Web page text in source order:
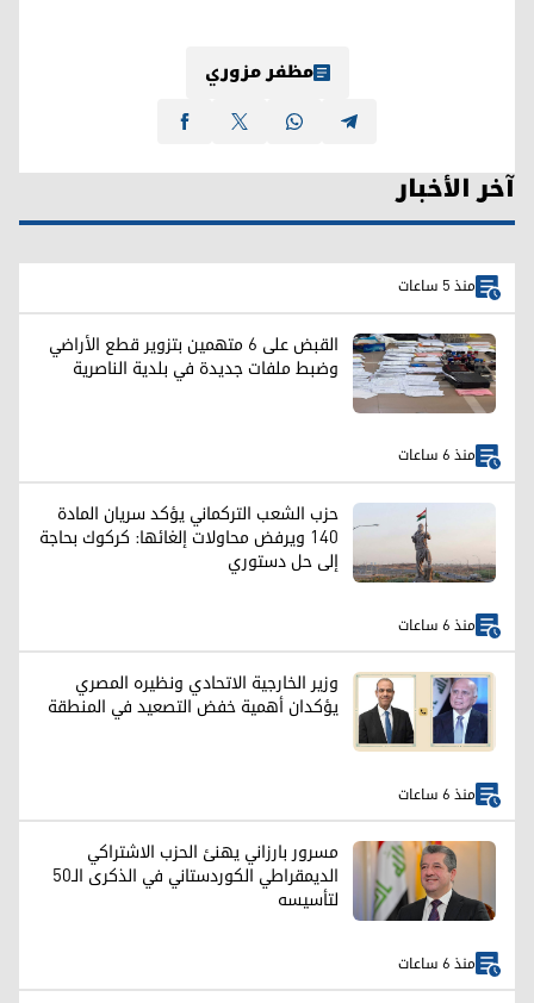
مظفر مزوري
آخر الأخبار
منذ 5 ساعات
القبض على 6 متهمين بتزوير قطع الأراضي
وضبط ملفات جديدة في بلدية الناصرية
منذ 6 ساعات
حزب الشعب التركماني يؤكد سريان المادة
140 ويرفض محاولات إلغائها: كركوك بحاجة
إلى حل دستوري
منذ 6 ساعات
وزير الخارجية الاتحادي ونظيره المصري
يؤكدان أهمية خفض التصعيد في المنطقة
منذ 6 ساعات
مسرور بارزاني يهنئ الحزب الاشتراكي
الديمقراطي الكوردستاني في الذكرى الـ50
لتأسيسه
منذ 6 ساعات